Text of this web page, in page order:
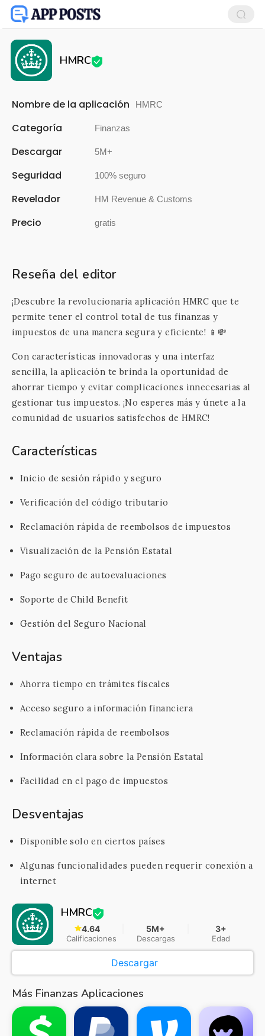
HMRC
Nombre de la aplicación HMRC
Categoría Finanzas
Descargar 5M+
Seguridad 100% seguro
Revelador HM Revenue & Customs
Precio gratis
Reseña del editor
¡Descubre la revolucionaria aplicación HMRC que te
permite tener el control total de tus finanzas y
impuestos de una manera segura y eficiente! 📱💸
Con características innovadoras y una interfaz
sencilla, la aplicación te brinda la oportunidad de
ahorrar tiempo y evitar complicaciones innecesarias al
gestionar tus impuestos. ¡No esperes más y únete a la
comunidad de usuarios satisfechos de HMRC!
Características
Inicio de sesión rápido y seguro
Verificación del código tributario
Reclamación rápida de reembolsos de impuestos
Visualización de la Pensión Estatal
Pago seguro de autoevaluaciones
Soporte de Child Benefit
Gestión del Seguro Nacional
Ventajas
Ahorra tiempo en trámites fiscales
Acceso seguro a información financiera
Reclamación rápida de reembolsos
Información clara sobre la Pensión Estatal
Facilidad en el pago de impuestos
Desventajas
Disponible solo en ciertos países
Algunas funcionalidades pueden requerir conexión a
internet
HMRC
4.64
Calificaciones
5M+
Descargas
3+
Edad
Descargar
Más Finanzas Aplicaciones